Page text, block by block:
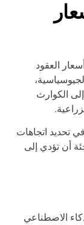
العقود
اتجاهات
تؤدي إلى
الاصطناعي